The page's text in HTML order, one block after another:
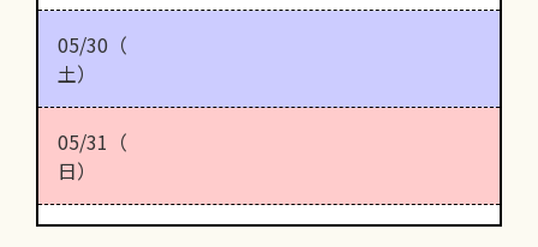
05/30（
土）
05/31（
日）